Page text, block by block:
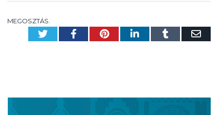
MEGOSZTÁS.
TwitterFacebookPinterest
LinkedIn
Tumblr